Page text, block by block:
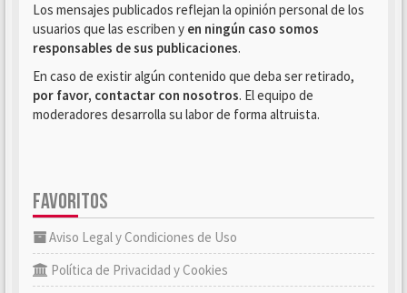
Los mensajes publicados reflejan la opinión personal de los
usuarios que las escriben y en ningún caso somos
responsables de sus publicaciones.
En caso de existir algún contenido que deba ser retirado,
por favor, contactar con nosotros. El equipo de
moderadores desarrolla su labor de forma altruista.
FAVORITOS
Aviso Legal y Condiciones de Uso
Política de Privacidad y Cookies